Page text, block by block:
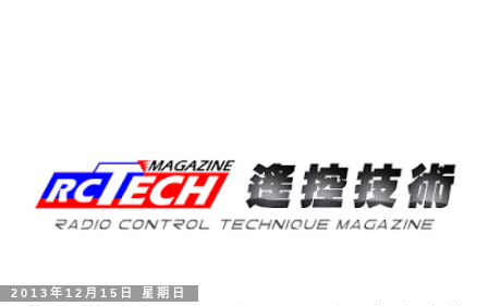
2013年12月15日 星期日